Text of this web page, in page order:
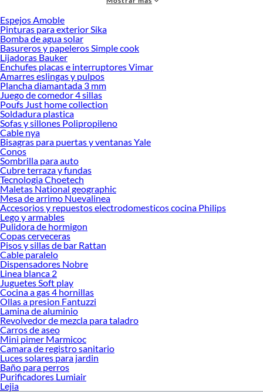
accesorios de calidad que te ayudarán a crear un espacio más tú.
Desde remodelaciones hasta proyectos de decoración, estamos aquí para hacer
tus ideas realidad. ¡Visítanos y encuentra todo lo que tenemos para ofrecerte en
Ollas multifuncionales!
Explora la variedad de productos de Ollas multifuncionales en Sodimac
Herramientas, materiales y accesorios de calidad para tus proyectos y
renovación de espacios. ¡Visítanos y descubre todo lo que tenemos para
ofrecerte!
Encuentra una amplia variedad de productos de Ollas multifuncionales en
Sodimac. Encuentra todo lo necesario para tus proyectos de renovación y
decoración. ¡Visítanos y haz tus ideas realidad!
Espejos Amoble
Pinturas para exterior Sika
Bomba de agua solar
Basureros y papeleros Simple cook
Lijadoras Bauker
Enchufes placas e interruptores Vimar
Amarres eslingas y pulpos
Plancha diamantada 3 mm
Juego de comedor 4 sillas
Poufs Just home collection
Soldadura plastica
Sofas y sillones Polipropileno
Cable nya
Bisagras para puertas y ventanas Yale
Conos
Sombrilla para auto
Cubre terraza y fundas
Tecnologia Choetech
Maletas National geographic
Mesa de arrimo Nuevalinea
Accesorios y repuestos electrodomesticos cocina Philips
Lego y armables
Pulidora de hormigon
Copas cerveceras
Pisos y sillas de bar Rattan
Cable paralelo
Dispensadores Nobre
Linea blanca 2
Juguetes Soft play
Cocina a gas 4 hornillas
Ollas a presion Fantuzzi
Lamina de aluminio
Revolvedor de mezcla para taladro
Carros de aseo
Mini pimer Marmicoc
Camara de registro sanitario
Luces solares para jardin
Baño para perros
Purificadores Lumiair
Lejia